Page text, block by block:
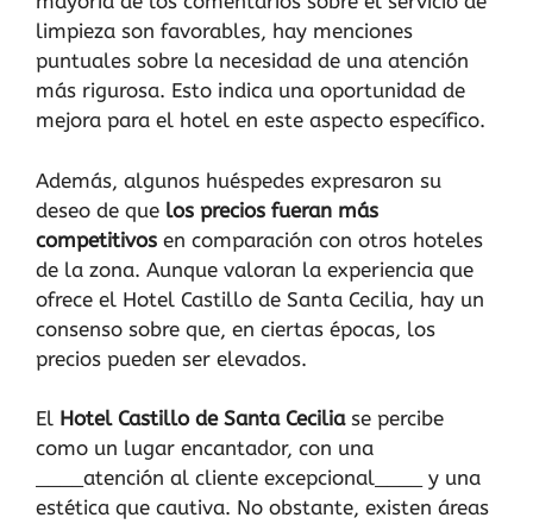
limpieza son favorables, hay menciones
puntuales sobre la necesidad de una atención
más rigurosa. Esto indica una oportunidad de
mejora para el hotel en este aspecto específico.
Además, algunos huéspedes expresaron su
deseo de que los precios fueran más
competitivos en comparación con otros hoteles
de la zona. Aunque valoran la experiencia que
ofrece el Hotel Castillo de Santa Cecilia, hay un
consenso sobre que, en ciertas épocas, los
precios pueden ser elevados.
El Hotel Castillo de Santa Ceciliase percibe
como un lugar encantador, con una
____atención al cliente excepcional____ y una
estética que cautiva. No obstante, existen áreas